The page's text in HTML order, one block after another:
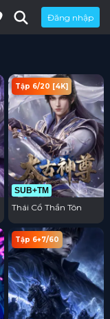
Đăng nhập
SUB+TM
Tập 6/20 [4K]
Thái Cổ Thần Tôn
Tập 6+7/60